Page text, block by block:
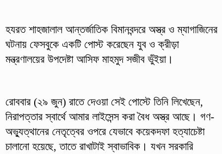
হযরত শাহজালাল আন্তর্জাতিক বিমানবন্দরে অস্ত্র ও ম্যাগাজিনের
ঘটনায় ফেসবুকে একটি পোস্ট করেছেন যুব ও ক্রীড়া
মন্ত্রণালয়ের উপদেষ্টা আসিফ মাহমুদ সজীব ভুঁইয়া।
রোববার (২৯ জুন) রাতে দেওয়া সেই পোস্টে তিনি লিখেছেন,
নিরাপত্তার স্বার্থে আমার লাইসেন্স করা বৈধ অস্ত্র আছে। গণ-
অভ্যুত্থানের নেতৃত্বের ওপরে যেভাবে কয়েকদফা হত্যাচেষ্টা
চালানো হয়েছে, তাতে রাখাটাই স্বাভাবিক। যখন সরকারি